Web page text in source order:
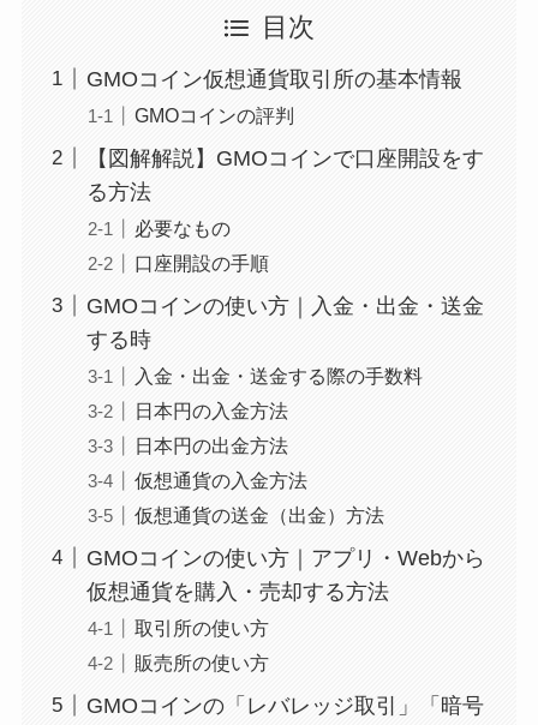
目次
GMOコイン仮想通貨取引所の基本情報
GMOコインの評判
【図解解説】GMOコインで口座開設をす
る方法
必要なもの
口座開設の手順
GMOコインの使い方｜入金・出金・送金
する時
入金・出金・送金する際の手数料
日本円の入金方法
日本円の出金方法
仮想通貨の入金方法
仮想通貨の送金（出金）方法
GMOコインの使い方｜アプリ・Webから
仮想通貨を購入・売却する方法
取引所の使い方
販売所の使い方
GMOコインの「レバレッジ取引」「暗号